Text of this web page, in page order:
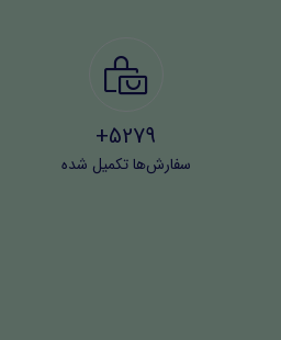
5279+
سفارش‌ها تکمیل شده